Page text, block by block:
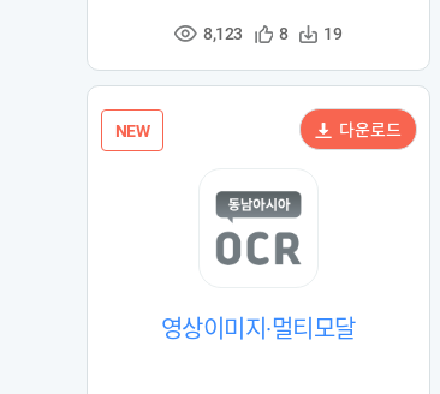
조
수
8,123
관
등
록
8
다
수
19
NEW
영상이미지·멀티모달
다운로드